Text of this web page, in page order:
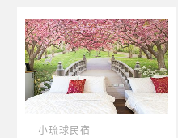
小琉球民宿